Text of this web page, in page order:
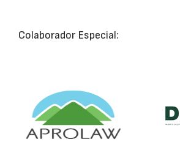
Colaborador Especial: